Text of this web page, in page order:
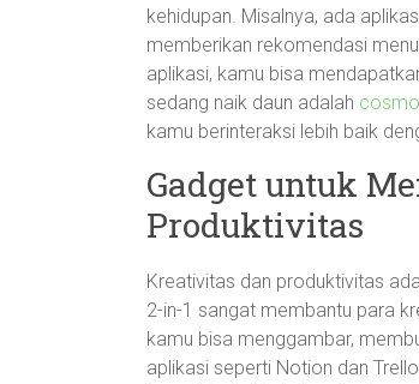
kehidupan. Misalnya, ada
memberikan rekomendasi
aplikasi, kamu bisa
sedang naik daun adalah
kamu berinteraksi lebih baik
Gadget untuk
Produktivitas
Kreativitas dan produktivitas
2-in-1 sangat membantu para
kamu bisa menggambar,
aplikasi seperti Notion dan